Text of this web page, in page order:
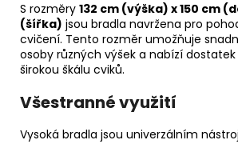
S rozměry 132 cm (výška) x 150 cm
(šířka) jsou bradla navržena pro
cvičení. Tento rozměr umožňuje
osoby různých výšek a nabízí
širokou škálu cviků.
Všestranné využití
Vysoká bradla jsou univerzálním